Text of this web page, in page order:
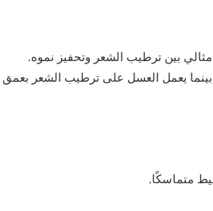
بين ترطيب الشعر وتحفيز نموه.
بينما يعمل العسل على ترطيب الشعر بعمق